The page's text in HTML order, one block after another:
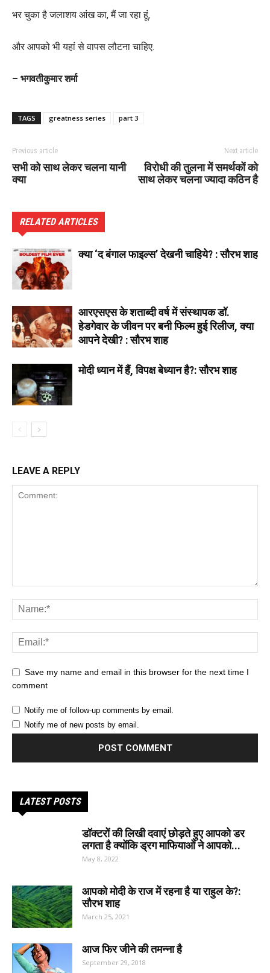
भर चुका है जलाशय आंख का, मैं जा रहा हूं,
और आपको भी यहां से वापस लौटना चाहिए.
– भगवतीकुमार शर्मा
TAGS greatness series part 3
Previous article
सभी को साथ लेकर चलना यानी
क्या
Next article
विरोधी की तुलना में समर्थकों को
साथ लेकर चलना ज्यादा कठिन है
RELATED ARTICLES
क्या ‘द बंगाल फाइल्स’ देखनी चाहिये? : सौरभ शाह
आरएसएस के शताब्दी वर्ष में संस्थापक डॉ.
हेडगेवार के जीवन पर बनी फिल्म हुई रिलीज, क्या
आपने देखी? : सौरभ शाह
मोदी ध्यान में हैं, विपक्ष बेध्यान है?: सौरभ शाह
LEAVE A REPLY
Save my name and email in this browser for the next time I
comment
Notify me of follow-up comments by email.
Notify me of new posts by email.
LATEST POSTS
डॉक्टरों की लिखी दवाएं छोड़ते हुए आपको डर
लगता है क्योंकि ड्रग माफियाओं ने आपको...
May 8, 2022
आपको मोदी के राज में रहना है या राहुल के?:
सौरभ शाह
March 25, 2021
आज फिर जीने की तमन्ना है
September 29, 2018